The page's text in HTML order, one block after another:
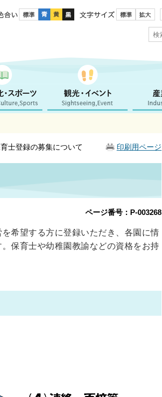
色合い 文字サイズ
印刷用ページ
士登録の募集について
ページ番号：P-003268
希望する方に登録いただき、各園に情
保育士や幼稚園教諭などの資格をお持